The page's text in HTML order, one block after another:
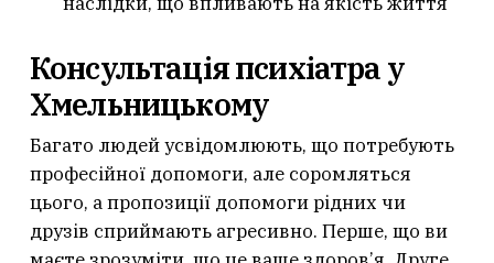
Консультація психіатра у
Хмельницькому
Багато людей усвідомлюють, що потребують
професійної допомоги, але соромляться
цього, а пропозиції допомоги рідних чи
друзів сприймають агресивно. Перше, що ви